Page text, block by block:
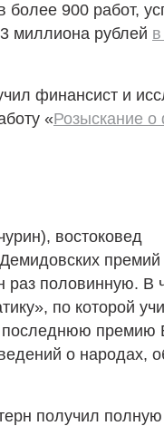
900 работ,
миллиона рублей
финансист и
«Розыскание о
востоковед
половинную. В
по которой
премию
о народах,
получил